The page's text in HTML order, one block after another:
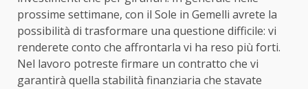
prossime settimane, con il Sole in Gemelli avrete la
possibilità di trasformare una questione difficile: vi
renderete conto che affrontarla vi ha reso più forti.
Nel lavoro potreste firmare un contratto che vi
garantirà quella stabilità finanziaria che stavate